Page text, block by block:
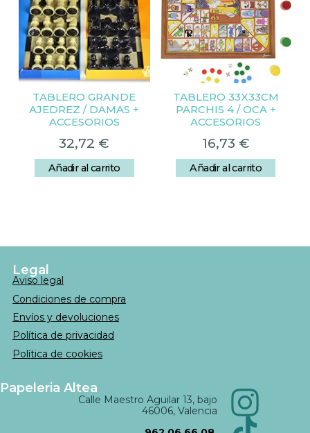
TABLERO GRANDE
AJEDREZ / DAMAS +
ACCESORIOS
32,72 €
Añadir al carrito
TABLERO 33X33CM
PARCHIS 4 / OCA +
ACCESORIOS
16,73 €
Añadir al carrito
Legal
Aviso legal
Condiciones de compra
Envíos y devoluciones
Política de privacidad
Política de cookies
Papeleria Altea
Calle Maestro Aguilar 13, bajo
46006, Valencia